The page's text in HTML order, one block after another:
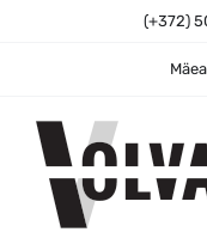
(+372)